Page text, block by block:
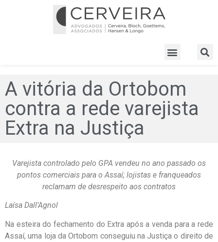
A vitória da Ortobom
contra a rede varejista
Extra na Justiça
Varejista controlado pelo GPA vendeu no ano passado os
pontos comerciais para o Assaí; lojistas e franqueados
reclamam de desrespeito aos contratos
Laísa Dall’Agnol
Na esteira do fechamento do Extra após a venda para a rede
Assaí, uma loja da Ortobom conseguiu na Justiça o direito de